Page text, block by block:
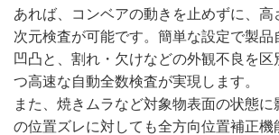
あれば、コンベアの動きを止めずに、高
次元検査が可能です。簡単な設定で製品
凹凸と、割れ・欠けなどの外観不良を
つ高速な自動全数検査が実現します。
また、焼きムラなど対象物表面の状態に
の位置ズレに対しても全方向位置補正機